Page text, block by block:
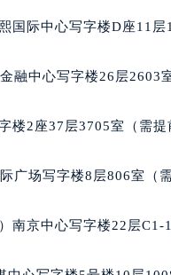
95号华润大厦写字楼B
6号SAC东原中心写字
道建湘路393号世茂环
号亨得利名表服务中心
号亨得利名表服务中心
号置信广场10层
国际中心写字楼D座11层
融中心写字楼26层2603
楼2座37层3705室（需提
广场写字楼8层806室（
南京中心写字楼22层C1-